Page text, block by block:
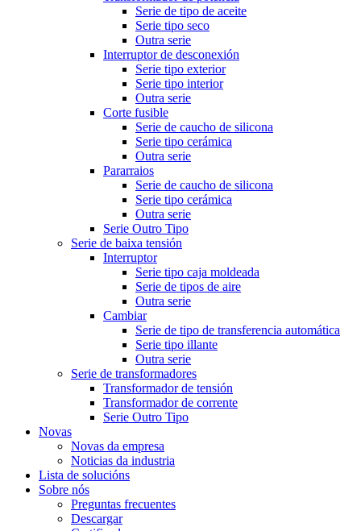
Serie de tipo de aceite
Serie tipo seco
Outra serie
Interruptor de desconexión
Serie tipo exterior
Serie tipo interior
Outra serie
Corte fusible
Serie de caucho de silicona
Serie tipo cerámica
Outra serie
Pararraios
Serie de caucho de silicona
Serie tipo cerámica
Outra serie
Serie Outro Tipo
Serie de baixa tensión
Interruptor
Serie tipo caja moldeada
Serie de tipos de aire
Outra serie
Cambiar
Serie de tipo de transferencia automática
Serie tipo illante
Outra serie
Serie de transformadores
Transformador de tensión
Transformador de corrente
Serie Outro Tipo
Novas
Novas da empresa
Noticias da industria
Lista de solucións
Sobre nós
Preguntas frecuentes
Descargar